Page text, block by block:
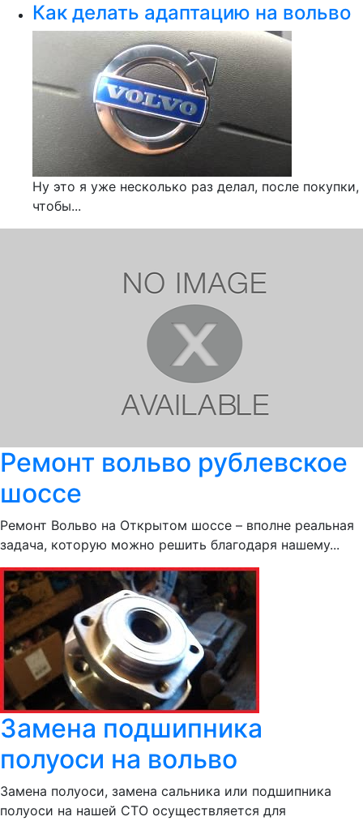
Как делать адаптацию на вольво
Ну это я уже несколько раз делал, после покупки,
чтобы...
Ремонт вольво рублевское
шоссе
Ремонт Вольво на Открытом шоссе – вполне реальная
задача, которую можно решить благодаря нашему...
Замена подшипника
полуоси на вольво
Замена полуоси, замена сальника или подшипника
полуоси на нашей СТО осуществляется для